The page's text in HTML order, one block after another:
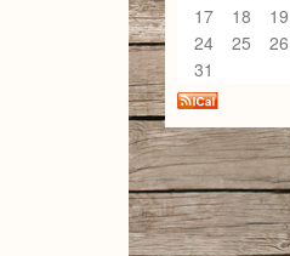
17
18 19
24
25 26
31